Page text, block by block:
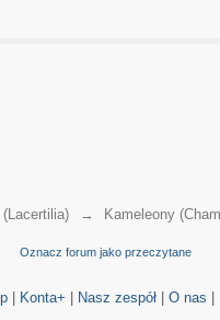
→ Kameleony
Oznacz forum jako przeczytane
Konta+ Nasz zespół |O nas